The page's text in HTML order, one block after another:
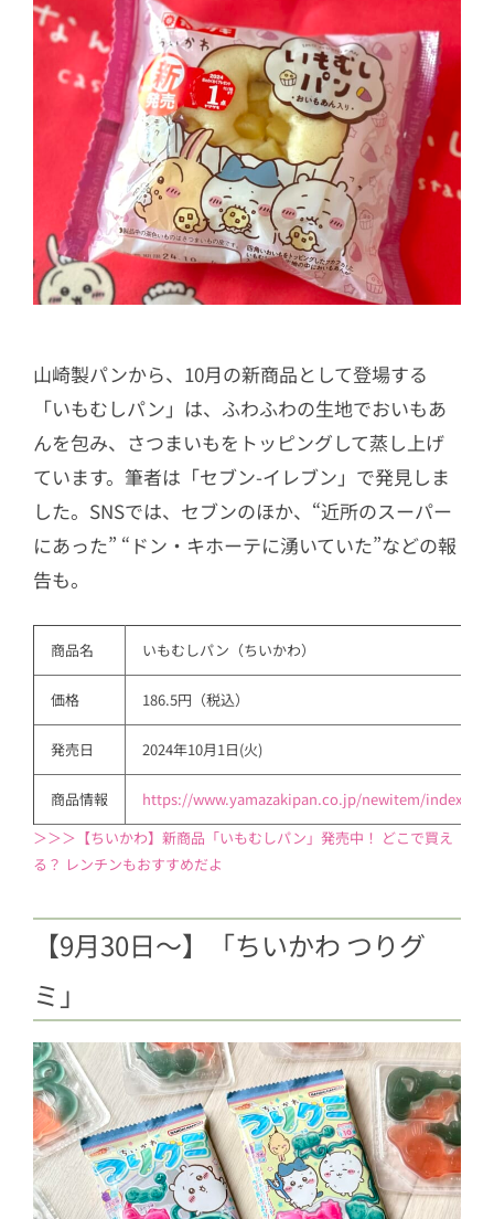
山崎製パンから、10月の新商品として登場する
「いもむしパン」は、ふわふわの生地でおいもあ
んを包み、さつまいもをトッピングして蒸し上げ
ています。筆者は「セブン-イレブン」で発見しま
した。SNSでは、セブンのほか、“近所のスーパー
にあった” “ドン・キホーテに湧いていた”などの報
告も。
商品名 いもむしパン（ちいかわ）
価格 186.5円（税込）
発売日 2024年10月1日(火)
商品情報
https://www.yamazakipan.co.jp/newitem/
＞＞＞【ちいかわ】新商品「いもむしパン」発売中！ どこで買え
る？ レンチンもおすすめだよ
【9月30日～】「ちいかわ つりグ
ミ」